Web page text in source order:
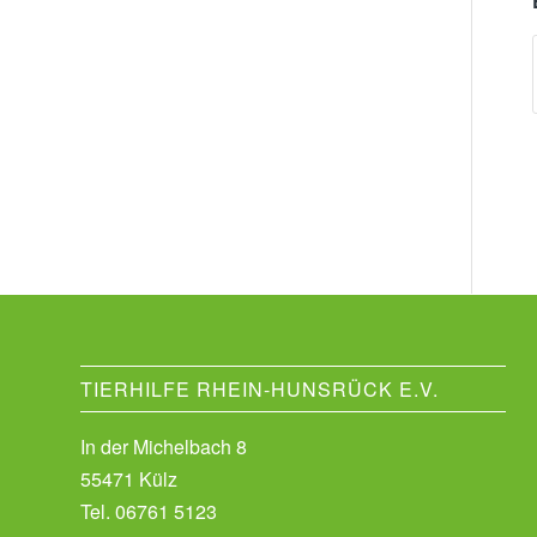
TIERHILFE RHEIN-HUNSRÜCK E.V.
In der Michelbach 8
55471 Külz
Tel. 06761 5123